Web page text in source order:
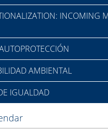
INCOMING
AMBIENTAL
IGUALDAD